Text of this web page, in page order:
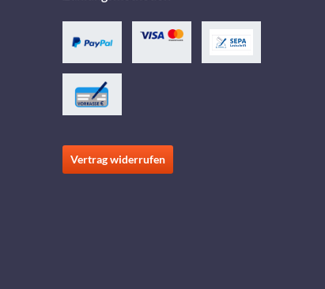
Vertrag widerrufen